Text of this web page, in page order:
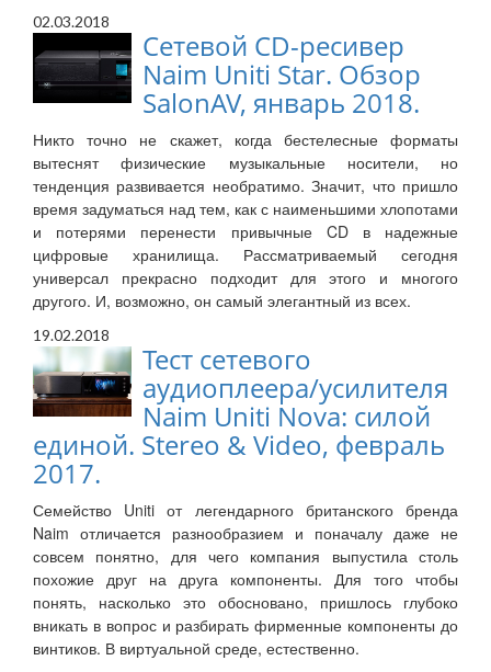
02.03.2018
Сетевой CD-ресивер
Naim Uniti Star. Обзор
SalonAV, январь 2018.
Никто точно не скажет, когда бестелесные форматы
вытеснят физические музыкальные носители, но
тенденция развивается необратимо. Значит, что пришло
время задуматься над тем, как с наименьшими хлопотами
и потерями перенести привычные CD в надежные
цифровые хранилища. Рассматриваемый сегодня
универсал прекрасно подходит для этого и многого
другого. И, возможно, он самый элегантный из всех.
19.02.2018
Тест сетевого
аудиоплеера/усилителя
Naim Uniti Nova: силой
единой. Stereo & Video, февраль
2017.
Семейство Uniti от легендарного британского бренда
Naim отличается разнообразием и поначалу даже не
совсем понятно, для чего компания выпустила столь
похожие друг на друга компоненты. Для того чтобы
понять, насколько это обосновано, пришлось глубоко
вникать в вопрос и разбирать фирменные компоненты до
винтиков. В виртуальной среде, естественно.